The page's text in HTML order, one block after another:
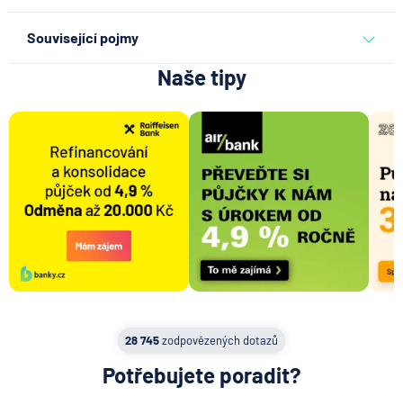
Související pojmy
Naše tipy
28 745zodpovězených dotazů
Potřebujete poradit?